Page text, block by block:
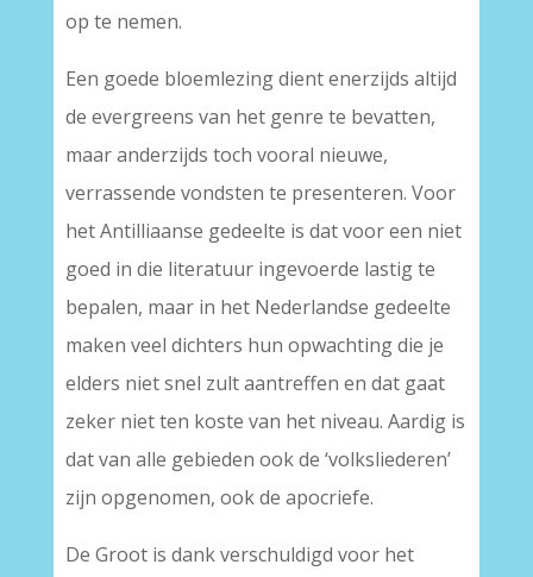
op te nemen.
Een goede bloemlezing dient enerzijds altijd
de evergreens van het genre te bevatten,
maar anderzijds toch vooral nieuwe,
verrassende vondsten te presenteren. Voor
het Antilliaanse gedeelte is dat voor een niet
goed in die literatuur ingevoerde lastig te
bepalen, maar in het Nederlandse gedeelte
maken veel dichters hun opwachting die je
elders niet snel zult aantreffen en dat gaat
zeker niet ten koste van het niveau. Aardig is
dat van alle gebieden ook de ‘volksliederen’
zijn opgenomen, ook de apocriefe.
De Groot is dank verschuldigd voor het